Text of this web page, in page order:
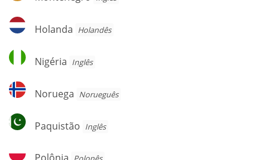
Holanda
Holanda Holandês
Nigéria
Nigéria Inglês
Noruega
Noruega Norueguês
Paquistão
Paquistão Inglês
Polônia